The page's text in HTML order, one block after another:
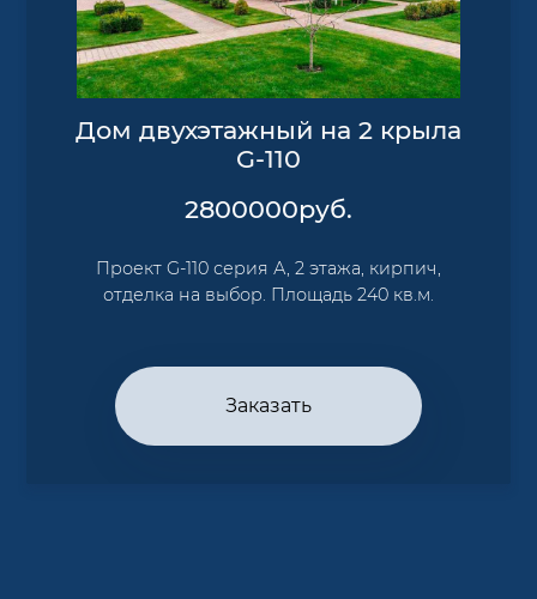
Дом двухэтажный на 2 крыла
G-110
2800000руб.
Проект G-110 серия А, 2 этажа, кирпич,
отделка на выбор. Площадь 240 кв.м.
Заказать